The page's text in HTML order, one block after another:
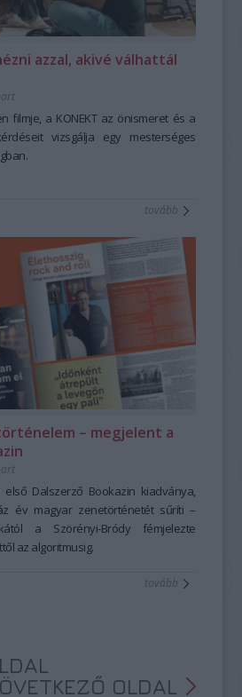
azzal, akivé válhattál
filmje, a KONEKTaz önismeret és a
vizsgálja egy mesterséges
tovább
– megjelent a
Dalszerző Bookazin kiadványa,
év magyar zenetörténetét sűríti –
a Szörényi-Bródy fémjelezte
az algoritmusig.
tovább
OLDAL